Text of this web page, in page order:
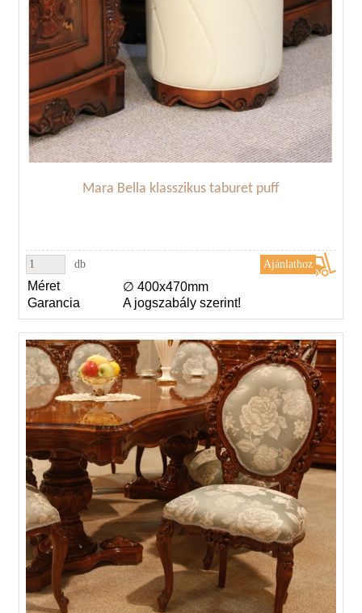
Mara Bella klasszikus taburet puff
db
Méret
∅ 400x470mm
Garancia
A jogszabály szerint!